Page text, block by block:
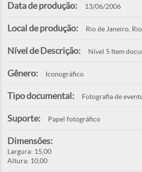
Data de produção: 13/06/2006
Local de produção: Rio de Janeiro,
Nível de Descrição: Nível 5 Item
Gênero: Iconográfico
Tipo documental: Fotografia de
Suporte: Papel fotográfico
Dimensões:
Largura: 15,00
Altura: 10,00